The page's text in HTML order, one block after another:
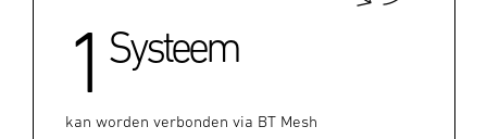
1 Systeem
kan worden verbonden via BT Mesh